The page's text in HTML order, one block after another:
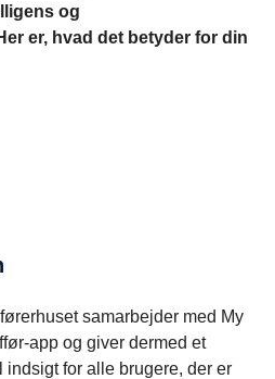
og
er, hvad det betyder for din
samarbejder med My
app og giver dermed et
for alle brugere, der er